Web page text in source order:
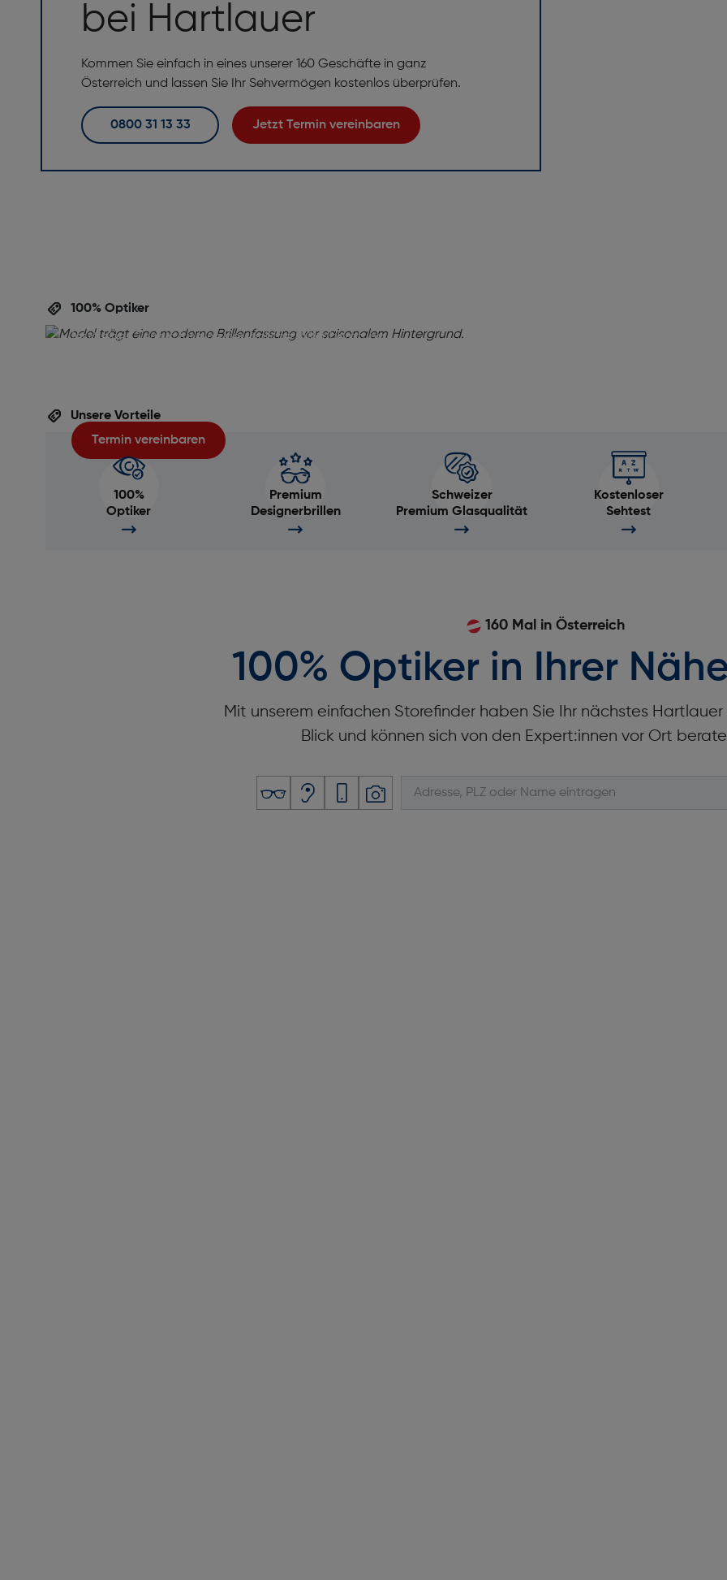
bei Hartlauer
Kommen Sie einfach in eines unserer 160 Geschäfte in ganz
Österreich und lassen Sie Ihr Sehvermögen kostenlos überprüfen.
0800 31 13 33 Jetzt Termin vereinbaren
100% Optiker
Ihre Augen verdienen die beste Betreuung! Vereinbaren Sie
jetzt einen Termin für eine persönliche Brillenberatung
Termin vereinbaren
Unsere Vorteile
100%
Optiker
Premium
Designerbrillen
Schweizer
Premium Glasqualität
Kostenloser
Sehtest
160 Mal in Österreich
100% Optiker in Ihrer
Mit unserem einfachen Storefinder haben Sie Ihr nächstes
Blick und können sich von den Expert:innen vor Ort